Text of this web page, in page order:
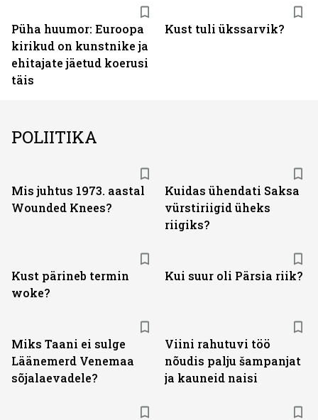
Püha huumor: Euroopa
kirikud on kunstnike ja
ehitajate jäetud koerusi
täis
Kust tuli ükssarvik?
POLIITIKA
Mis juhtus 1973. aastal
Wounded Knees?
Kuidas ühendati Saksa
vürstiriigid üheks
riigiks?
Kust pärineb termin
woke?
Kui suur oli Pärsia riik?
Miks Taani ei sulge
Läänemerd Venemaa
sõjalaevadele?
Viini rahutuvi töö
nõudis palju šampanjat
ja kauneid naisi